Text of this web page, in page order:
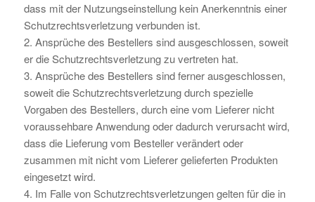
dass mit der Nutzungseinstellung kein Anerkenntnis einer
Schutzrechtsverletzung verbunden ist.
2. Ansprüche des Bestellers sind ausgeschlossen, soweit
er die Schutzrechtsverletzung zu vertreten hat.
3. Ansprüche des Bestellers sind ferner ausgeschlossen,
soweit die Schutzrechtsverletzung durch spezielle
Vorgaben des Bestellers, durch eine vom Lieferer nicht
voraussehbare Anwendung oder dadurch verursacht wird,
dass die Lieferung vom Besteller verändert oder
zusammen mit nicht vom Lieferer gelieferten Produkten
eingesetzt wird.
4. Im Falle von Schutzrechtsverletzungen gelten für die in